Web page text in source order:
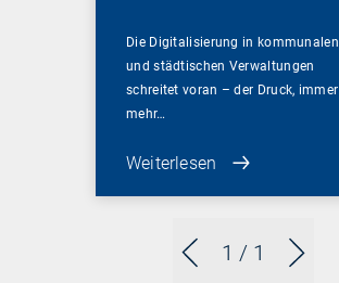
1 / 1
Die Digitalisierung in kommunalen
und städtischen Verwaltungen
schreitet voran – der Druck, immer
mehr…
Weiterlesen